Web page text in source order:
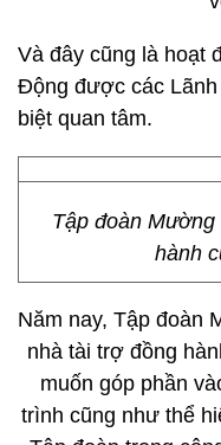
Và đây cũng là hoạt
Động được các
biệt quan tâm.
Tập đoàn
hành
Năm nay, Tập đoàn
nhà tài trợ đồng
muốn góp phần
trình cũng như thể